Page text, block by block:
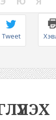
Tweet